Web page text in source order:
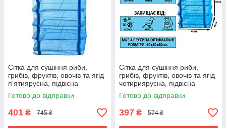
Сітка для сушіння риби,
грибів, фруктів, овочів та ягід
п'ятиярусна, підвісна
складана сушарка 5 ярусів
для захисту від комах
Готово до відправки
401 ₴ 745 ₴
Сітка для сушіння риби,
грибів, фруктів, овочів та ягід
чотириярусна, підвісна
складана сушарка 4 яруси
для захисту від комах
Готово до відправки
397 ₴ 574 ₴